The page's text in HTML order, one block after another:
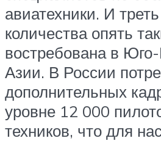
авиатехники. И треть
количества опять
востребована в
Азии. В России
дополнительных
уровне 12 000
техников, что для